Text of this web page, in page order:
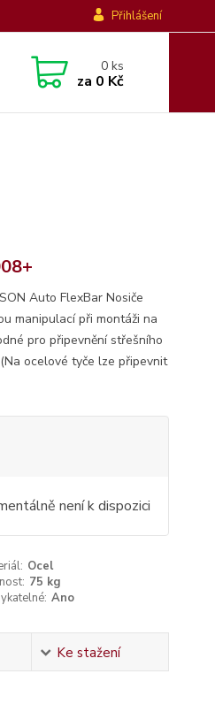
Přihlášení
0ks
za 0 Kč
Auto FlexBar Nosiče
manipulací při montáži na
pro připevnění střešního
ocelové tyče lze připevnit
není k dispozici
Ocel
75 kg
Ano
Ke stažení